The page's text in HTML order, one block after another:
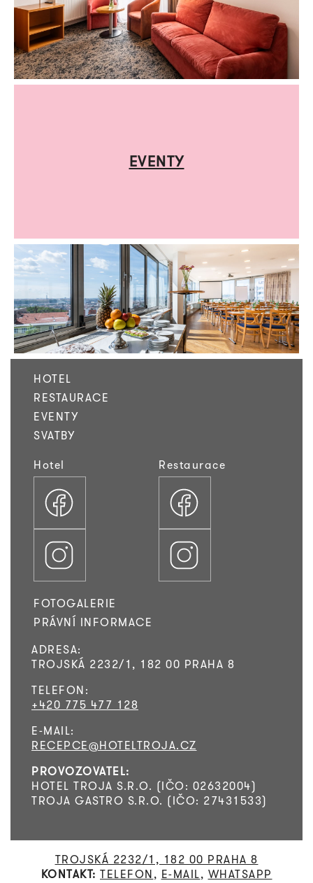
EVENTY
HOTEL
RESTAURACE
EVENTY
SVATBY
Hotel
Restaurace
FOTOGALERIE
PRÁVNÍ INFORMACE
ADRESA:
TROJSKÁ 2232/1, 182 00 PRAHA 8
TELEFON:
+420 775 477 128
E-MAIL:
RECEPCE@HOTELTROJA.CZ
PROVOZOVATEL:
HOTEL TROJA S.R.O. (IČO: 02632004)
TROJA GASTRO S.R.O. (IČO: 27431533)
TROJSKÁ 2232/1, 182 00 PRAHA 8
KONTAKT: TELEFON, E-MAIL, WHATSAPP